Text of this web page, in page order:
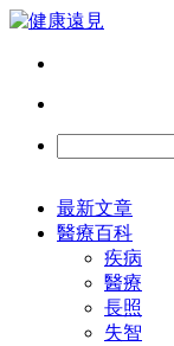
最新文章
醫療百科
疾病
醫療
長照
失智